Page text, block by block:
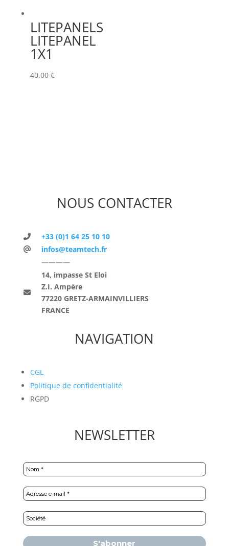
LITEPANELS
LITEPANEL
1X1
40,00 €
NOUS CONTACTER
+33 (0)1 64 25 10 10
infos@teamtech.fr
————
14, impasse St Eloi
Z.I. Ampère
77220 GRETZ-ARMAINVILLIERS
FRANCE
NAVIGATION
CGL
Politique de confidentialité
RGPD
NEWSLETTER